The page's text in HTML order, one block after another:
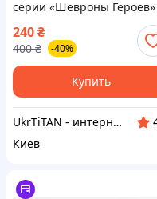
серии «Шевроны Героев»
TechnoDrive KM6118 -
Высшее качество!
240₴
400 ₴ -40%
Купить
UkrTiTAN - интернет-магазин электроники и компьютерной техники
Киев